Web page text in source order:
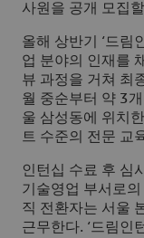
사원을 공개 모집
올해 상반기 ‘드림
업 분야의 인재를
뷰 과정을 거쳐 최
월 중순부터 약 3
울 삼성동에 위치
트 수준의 전문 교
인턴십 수료 후 심
기술영업 부서로
직 전환자는 서울
근무한다. ‘드림인